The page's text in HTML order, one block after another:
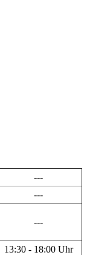
---
---
---
13:30 - 18:00 Uhr